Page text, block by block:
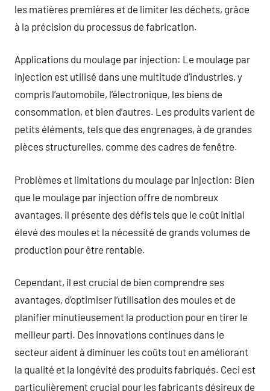
les matières premières et de limiter les déchets, grâce
à la précision du processus de fabrication.
Applications du moulage par injection: Le moulage par
injection est utilisé dans une multitude d’industries, y
compris l’automobile, l’électronique, les biens de
consommation, et bien d’autres. Les produits varient de
petits éléments, tels que des engrenages, à de grandes
pièces structurelles, comme des cadres de fenêtre.
Problèmes et limitations du moulage par injection: Bien
que le moulage par injection offre de nombreux
avantages, il présente des défis tels que le coût initial
élevé des moules et la nécessité de grands volumes de
production pour être rentable.
Cependant, il est crucial de bien comprendre ses
avantages, d’optimiser l’utilisation des moules et de
planifier minutieusement la production pour en tirer le
meilleur parti. Des innovations continues dans le
secteur aident à diminuer les coûts tout en améliorant
la qualité et la longévité des produits fabriqués. Ceci est
particulièrement crucial pour les fabricants désireux de